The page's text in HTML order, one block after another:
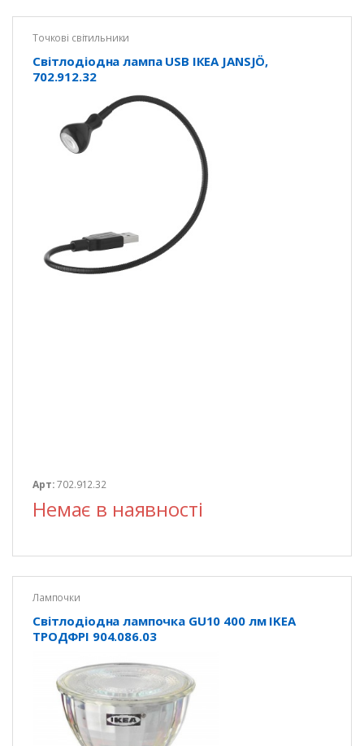
Точкові світильники
Світлодіодна лампа USB ІКЕА JANSJÖ,
702.912.32
Арт:702.912.32
Немає в наявності
Лампочки
Світлодіодна лампочка GU10 400 лм IKEA
ТРОДФРІ 904.086.03